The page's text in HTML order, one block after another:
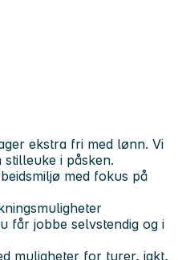
ekstra fri med lønn. Vi
i påsken.
med fokus på
får jobbe selvstendig og i
muligheter for turer, jakt,